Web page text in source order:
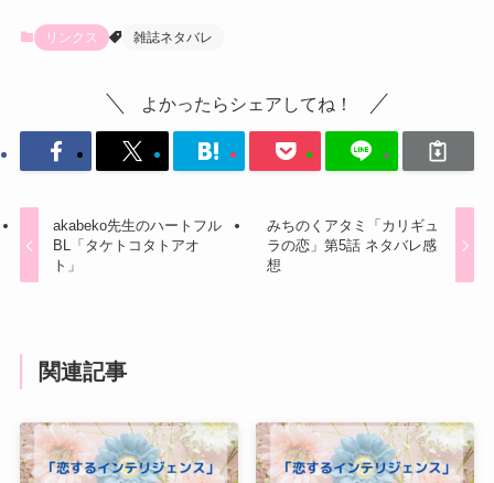
リンクス 雑誌ネタバレ
よかったらシェアしてね！
akabeko先生のハートフル
BL「タケトコタトアオ
ト」
みちのくアタミ「カリギュ
ラの恋」第5話 ネタバレ感
想
関連記事